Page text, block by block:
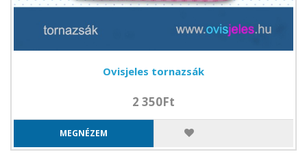
Ovisjeles tornazsák
2 350Ft
MEGNÉZEM